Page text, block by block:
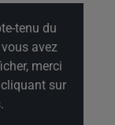
tenu du
vous avez
merci
sur